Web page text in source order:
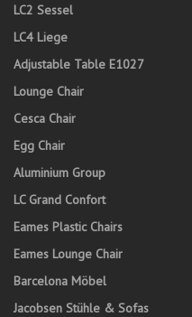
LC2 Sessel
LC4 Liege
Adjustable Table E1027
Lounge Chair
Cesca Chair
Egg Chair
Aluminium Group
LC Grand Confort
Eames Plastic Chairs
Eames Lounge Chair
Barcelona Möbel
Jacobsen Stühle & Sofas